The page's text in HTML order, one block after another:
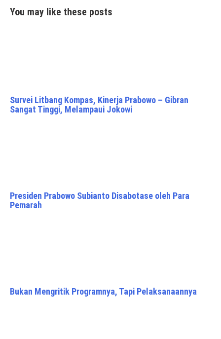
You may like these posts
Survei Litbang Kompas, Kinerja Prabowo – Gibran
Sangat Tinggi, Melampaui Jokowi
Presiden Prabowo Subianto Disabotase oleh Para
Pemarah
Bukan Mengritik Programnya, Tapi Pelaksanaannya